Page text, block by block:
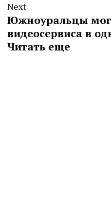
Next
Южноуральцы
видеосервиса в
Читать еще